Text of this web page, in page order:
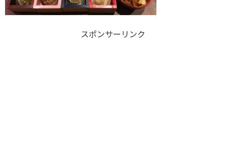
スポンサーリンク